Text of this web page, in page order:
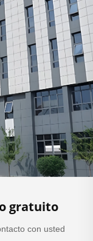
gratuito
con usted